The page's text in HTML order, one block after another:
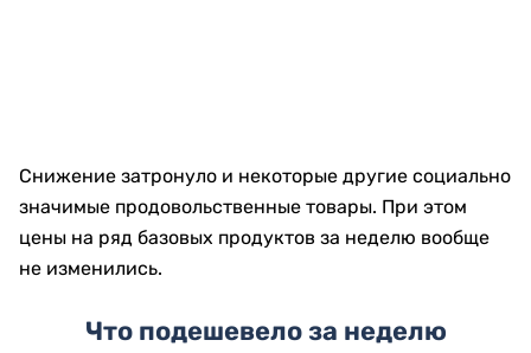
Снижение затронуло и некоторые другие социально
значимые продовольственные товары. При этом
цены на ряд базовых продуктов за неделю вообще
не изменились.
Что подешевело за неделю